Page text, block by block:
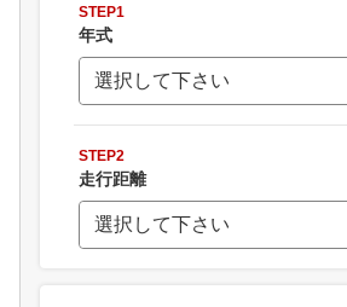
STEP1
年式
STEP2
走行距離